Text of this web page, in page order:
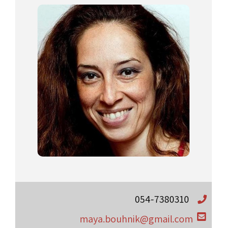
054-7380310
maya.bouhnik@gmail.com